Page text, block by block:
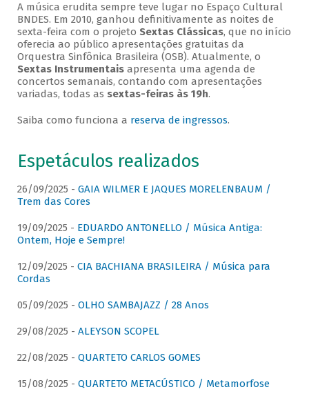
A música erudita sempre teve lugar no Espaço Cultural
BNDES. Em 2010, ganhou definitivamente as noites de
sexta-feira com o projeto Sextas Clássicas, que no início
oferecia ao público apresentações gratuitas da
Orquestra Sinfônica Brasileira (OSB). Atualmente, o
Sextas Instrumentaisapresenta uma agenda de
concertos semanais, contando com apresentações
variadas, todas as sextas-feiras às 19h.
Saiba como funciona a reserva de ingressos.
Espetáculos realizados
26/09/2025 - GAIA WILMER E JAQUES MORELENBAUM /
Trem das Cores
19/09/2025 - EDUARDO ANTONELLO / Música Antiga:
Ontem, Hoje e Sempre!
12/09/2025 - CIA BACHIANA BRASILEIRA / Música para
Cordas
05/09/2025 - OLHO SAMBAJAZZ / 28 Anos
29/08/2025 - ALEYSON SCOPEL
22/08/2025 - QUARTETO CARLOS GOMES
15/08/2025 - QUARTETO METACÚSTICO / Metamorfose